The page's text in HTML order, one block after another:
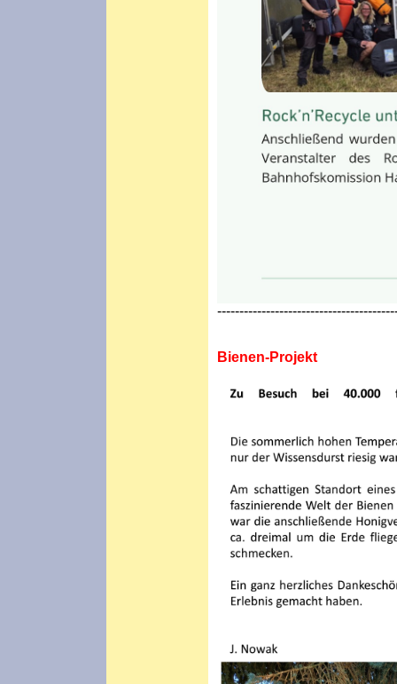
Bienen-Projekt